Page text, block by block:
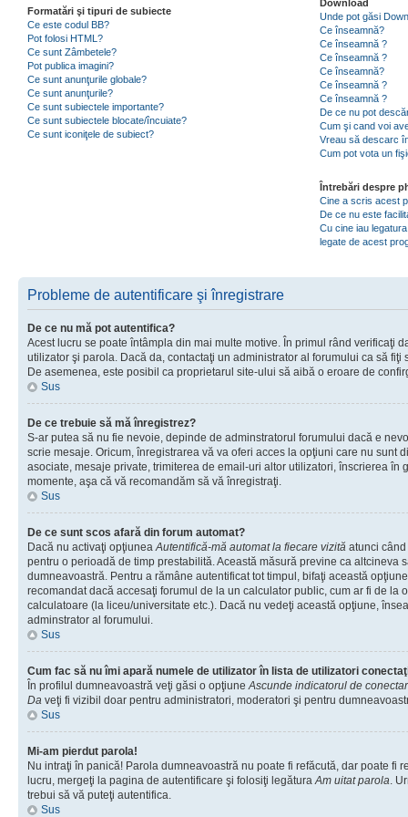
Formatări şi tipuri de subiecte
Ce este codul BB?
Pot folosi HTML?
Ce sunt Zâmbetele?
Pot publica imagini?
Ce sunt anunţurile globale?
Ce sunt anunţurile?
Ce sunt subiectele importante?
Ce sunt subiectele blocate/încuiate?
Ce sunt iconiţele de subiect?
Download
Unde pot găsi
Ce înseamnă?
Ce înseamnă ?
Ce înseamnă ?
Ce înseamnă?
Ce înseamnă ?
Ce înseamnă ?
De ce nu pot
Cum şi cand voi
Vreau să descarc
Cum pot vota un
Întrebări despre
Cine a scris acest
De ce nu este
Cu cine iau
legate de acest
Probleme de autentificare şi înregistrare
De ce nu mă pot autentifica?
Acest lucru se poate întâmpla din mai multe motive. În primul rând verificaţi
utilizator şi parola. Dacă da, contactaţi un administrator al forumului ca să fiţi
De asemenea, este posibil ca proprietarul site-ului să aibă o eroare de
Sus
De ce trebuie să mă înregistrez?
S-ar putea să nu fie nevoie, depinde de adminstratorul forumului dacă e
scrie mesaje. Oricum, înregistrarea vă va oferi acces la opţiuni care nu sunt
asociate, mesaje private, trimiterea de email-uri altor utilizatori, înscrierea în
momente, aşa că vă recomandăm să vă înregistraţi.
Sus
De ce sunt scos afară din forum automat?
Dacă nu activaţi opţiuneaAutentifică-mă automat la fiecare vizită atunci
pentru o perioadă de timp prestabilită. Această măsură previne ca altcineva
dumneavoastră. Pentru a rămâne autentificat tot timpul, bifaţi această
recomandat dacă accesaţi forumul de la un calculator public, cum ar fi de la
calculatoare (la liceu/universitate etc.). Dacă nu vedeţi această opţiune,
adminstrator al forumului.
Sus
Cum fac să nu îmi apară numele de utilizator în lista de utilizatori
În profilul dumneavoastră veţi găsi o opţiuneAscunde indicatorul de
Da veţi fi vizibil doar pentru administratori, moderatori şi pentru
Sus
Mi-am pierdut parola!
Nu intraţi în panică! Parola dumneavoastră nu poate fi refăcută, dar poate fi
lucru, mergeţi la pagina de autentificare şi folosiţi legăturaAm uitat parola.
trebui să vă puteţi autentifica.
Sus